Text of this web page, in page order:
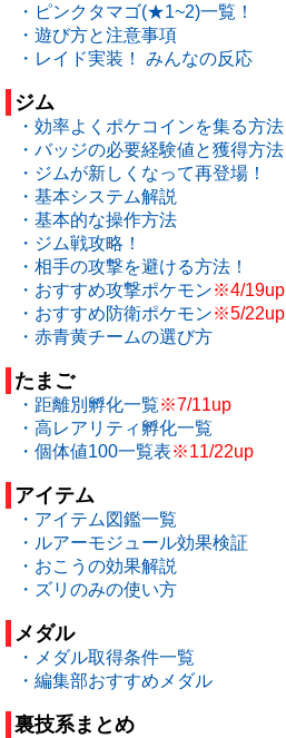
・ピンクタマゴ(★1~2)一覧！
・遊び方と注意事項
・レイド実装！ みんなの反応
ジム
・効率よくポケコインを集る方法
・バッジの必要経験値と獲得方法
・ジムが新しくなって再登場！
・基本システム解説
・基本的な操作方法
・ジム戦攻略！
・相手の攻撃を避ける方法！
・おすすめ攻撃ポケモン※4/19up
・おすすめ防衛ポケモン※5/22up
・赤青黄チームの選び方
たまご
・距離別孵化一覧※7/11up
・高レアリティ孵化一覧
・個体値100一覧表※11/22up
アイテム
・アイテム図鑑一覧
・ルアーモジュール効果検証
・おこうの効果解説
・ズリのみの使い方
メダル
・メダル取得条件一覧
・編集部おすすめメダル
裏技系まとめ